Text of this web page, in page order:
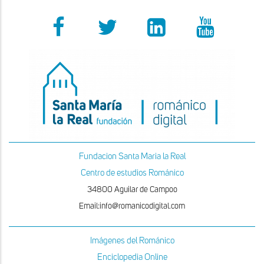
Fundacion Santa Maria la Real
Centro de estudios Románico
34800 Aguilar de Campoo
Email:info@romanicodigital.com
Imágenes del Románico
Enciclopedia Online